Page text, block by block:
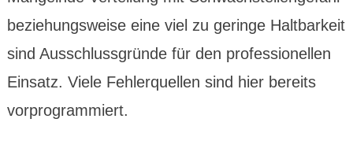
beziehungs­weise eine viel zu geringe Halt­barkeit
sind Ausschluss­gründe für den profes­sionellen
Einsatz. Viele Fehler­quellen sind hier bereits
vorpro­grammiert.